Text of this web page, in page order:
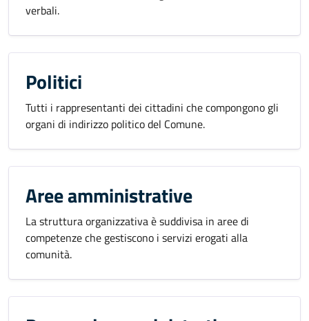
verbali.
Politici
Tutti i rappresentanti dei cittadini che compongono gli
organi di indirizzo politico del Comune.
Aree amministrative
La struttura organizzativa è suddivisa in aree di
competenze che gestiscono i servizi erogati alla
comunità.